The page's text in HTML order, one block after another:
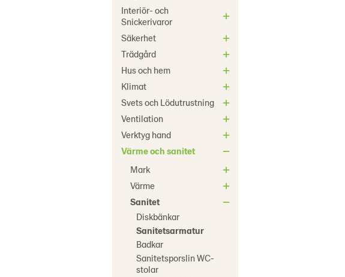
Interiör- och
Snickerivaror
Säkerhet
Trädgård
Hus och hem
Klimat
Svets och Lödutrustning
Ventilation
Verktyg hand
Värme och sanitet
Mark
Värme
Sanitet
Diskbänkar
Sanitetsarmatur
Badkar
Sanitetsporslin WC-
stolar